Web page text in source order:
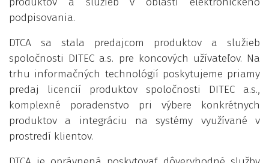
podpisovania.
DTCA sa stala predajcom produktov a služieb
spoločnosti DITEC a.s. pre koncových užívateľov. Na
trhu informačných technológií poskytujeme priamy
predaj licencií produktov spoločnosti DITEC a.s.,
komplexné poradenstvo pri výbere konkrétnych
produktov a integráciu na systémy využívané v
prostredí klientov.